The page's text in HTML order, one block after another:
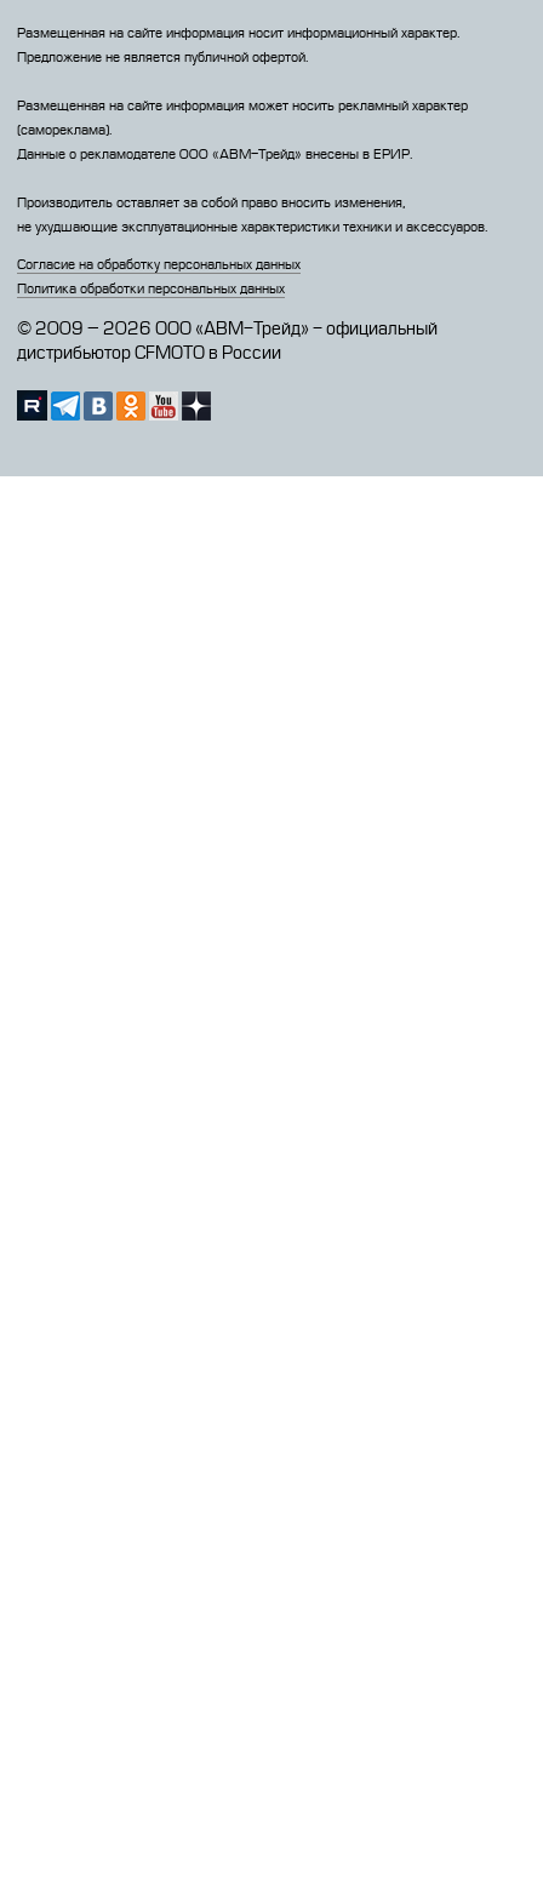
Размещенная на сайте информация носит информационный характер.
Предложение не является публичной офертой.
Размещенная на сайте информация может носить рекламный характер
(самореклама).
Данные о рекламодателе 000 «АВМ-Трейд» внесены в ЕРИР.
Производитель оставляет за собой право вносить изменения,
не ухудшающие эксплуатационные характеристики техники и аксессуаров.
Согласие на обработку персональных данных
Политика обработки персональных данных
© 2009 – 2026 ООО «АВМ-Трейд» - официальный
дистрибьютор CFMOTO в России